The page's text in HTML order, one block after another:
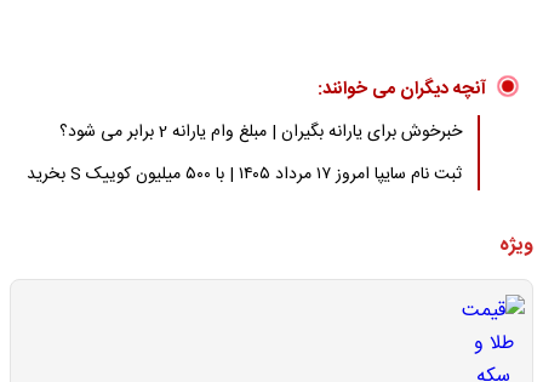
آنچه دیگران می خوانند:
خبرخوش برای یارانه بگیران | مبلغ وام یارانه 2 برابر می شود؟
ثبت نام سایپا امروز ۱۷ مرداد ۱۴۰۵ | با ۵۰۰ میلیون کوییک S بخرید
ویژه